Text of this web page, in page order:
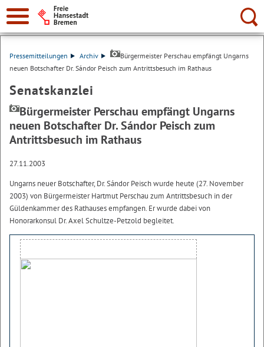
Suche:
Pressemitteilungen Archiv
Bürgermeister Perschau empfängt Ungarns
neuen Botschafter Dr. Sándor Peisch zum Antrittsbesuch im Rathaus
Senatskanzlei
Bürgermeister Perschau empfängt Ungarns
neuen Botschafter Dr. Sándor Peisch zum
Antrittsbesuch im Rathaus
27.11.2003
Ungarns neuer Botschafter, Dr. Sándor Peisch wurde heute (27. November
2003) von Bürgermeister Hartmut Perschau zum Antrittsbesuch in der
Güldenkammer des Rathauses empfangen. Er wurde dabei von
Honorarkonsul Dr. Axel Schultze-Petzold begleitet.